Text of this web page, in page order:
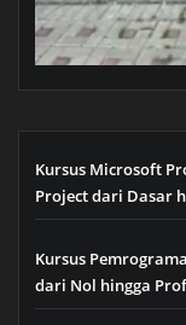
Kursus Microsoft
Project dari Dasar
Kursus
dari Nol hingga